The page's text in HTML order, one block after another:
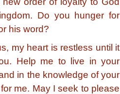
Do you hunger for
his word?
my heart is restless until it
Help me to live in your
in the knowledge of your
me. May I seek to please